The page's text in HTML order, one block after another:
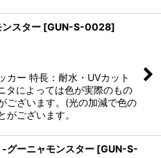
スター [GUN-S-0028]
カー 特長：耐水・UVカット
タによっては色が実際のもの
ございます。(光の加減で色の
がございます。
グーニャモンスター [GUN-S-